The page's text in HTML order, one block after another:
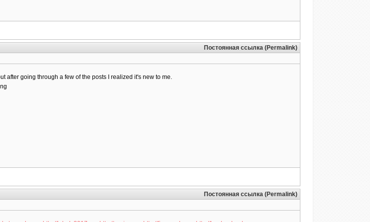
Постоянная ссылка (Permalink)
after going through a few of the posts I realized it's new to me.
Постоянная ссылка (Permalink)